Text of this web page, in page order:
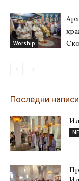
Worship
Последни